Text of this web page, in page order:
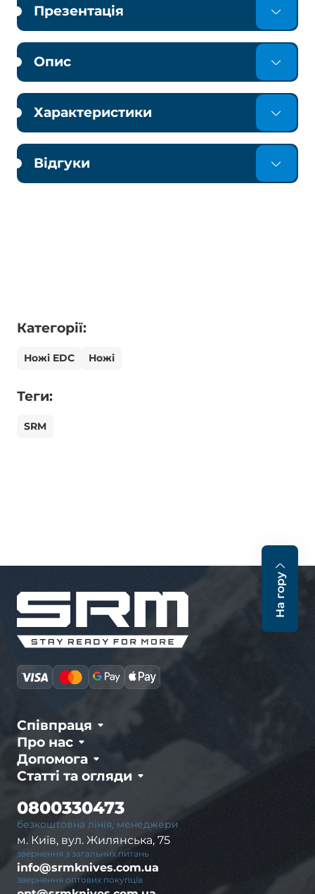
Презентація
Опис
Характеристики
Відгуки
Категорії:
Ножі EDC Ножі
Теги:
SRM
На гору
Про нас
Співпраця
Статті та огляди
Допомога
безкоштовна лінія, менеджери
0800330473
м. Київ, вул. Жилянська, 75
звернення з загальних питань
info@srmknives.com.ua
звернення оптових покупців